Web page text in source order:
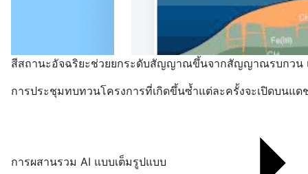
สีสถานะอัจฉริยะช่วยยกระดับสัญญาณขึ้นจากสัญญาณรบกวน เผ
การประชุมทบทวนโครงการที่เกิดขึ้นซ้ำแต่ละครั้งจะเปิดบนแ
การผสานรวม AI แบบเต็มรูปแบบ